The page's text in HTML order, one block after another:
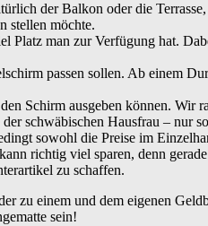
der Balkon oder die
stellen möchte.
man zur Verfügung hat.
passen sollen. Ab einem
Schirm ausgeben können. Wir
schwäbischen Hausfrau – nur
sowohl die Preise im
richtig viel sparen, denn
zu schaffen.
zu einem und dem eigenen
sein!